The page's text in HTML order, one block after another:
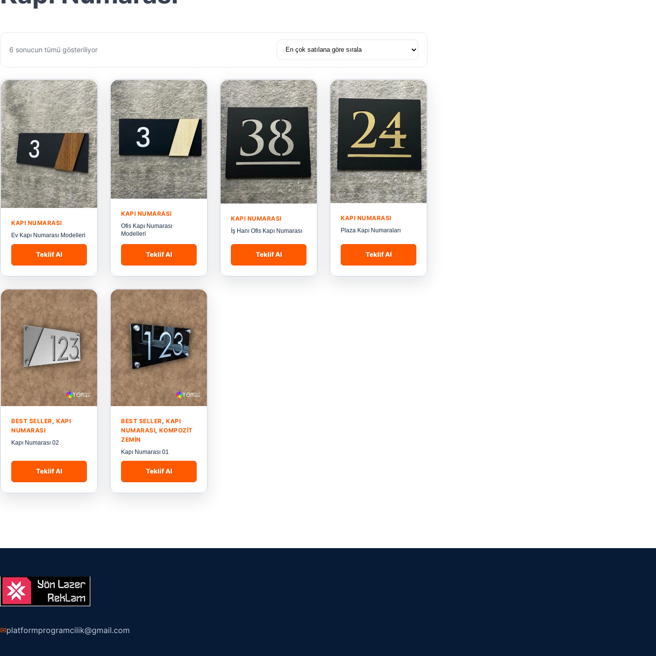
6 sonucun tümü gösteriliyorPopülerliğe göre sıralandı
KAPI NUMARASI
Ev Kapı Numarası Modelleri
Teklif Al
KAPI NUMARASI
Ofis Kapı Numarası
Modelleri
Teklif Al
KAPI NUMARASI
İş Hanı Ofis Kapı Numarası
Teklif Al
KAPI NUMARASI
Plaza Kapı Numaraları
Teklif Al
BEST SELLER,KAPI
NUMARASI
Kapı Numarası 02
Teklif Al
BEST SELLER,KAPI
NUMARASI,KOMPOZIT
ZEMIN
Kapı Numarası 01
Teklif Al
✉platformprogramcilik@gmail.com